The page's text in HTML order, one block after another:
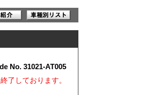
No. 31021-AT005
了しております。